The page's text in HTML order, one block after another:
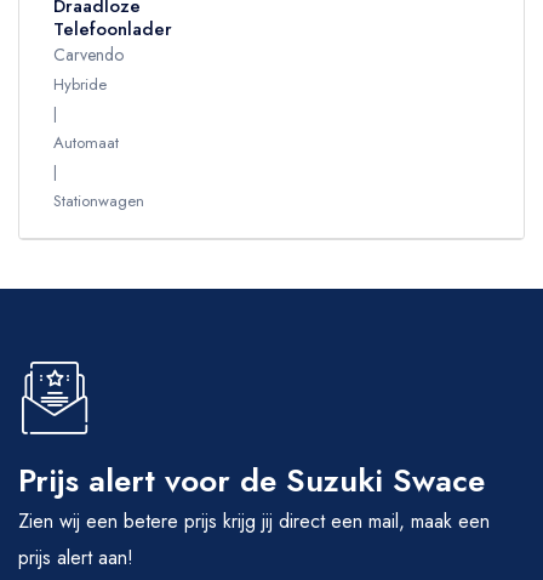
Draadloze
Telefoonlader
Carvendo
Hybride
Automaat
Stationwagen
Prijs alert voor de Suzuki Swace
Zien wij een betere prijs krijg jij direct een mail, maak een
prijs alert aan!